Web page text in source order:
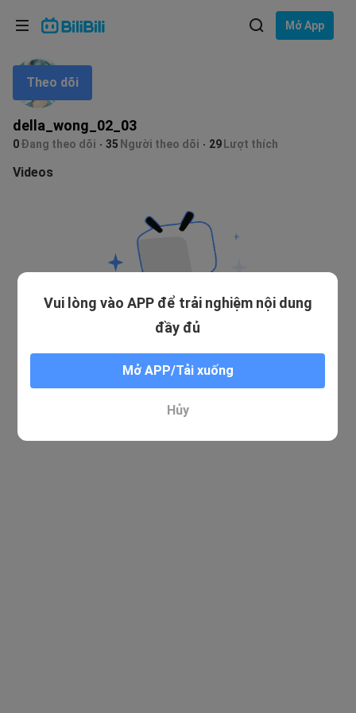
Mở App
della_wong_02_03
0Đang theo dõi 35 Người theo dõi 29 Lượt thích
Theo dõi
Videos
Ngôn ngữ: Tiếng Việt
Lựa chọn ngôn ngữ
English
ภาษาไทย
Tiếng Việt
Vui lòng vào APP để trải nghiệm nội dung
đầy đủ
Mở APP/Tải xuống
Hủy